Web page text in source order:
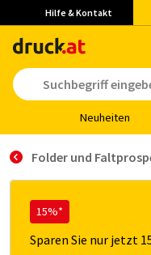
Hilfe & Kontakt
Neu­hei­ten
Folder und
15%*
Sparen Sie nur jetzt